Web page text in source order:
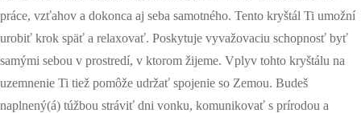
práce, vzťahov a dokonca aj seba samotného. Tento kryštál Ti umožní
urobiť krok späť a relaxovať. Poskytuje vyvažovaciu schopnosť byť
samými sebou v prostredí, v ktorom žijeme. Vplyv tohto kryštálu na
uzemnenie Ti tiež pomôže udržať spojenie so Zemou. Budeš
naplnený(á) túžbou stráviť dni vonku, komunikovať s prírodou a